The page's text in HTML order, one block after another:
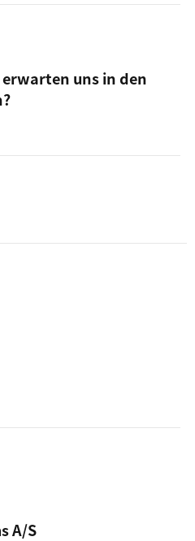
uns in den
A/S